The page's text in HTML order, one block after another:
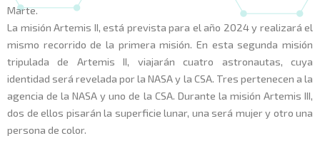
Marte.
La misión Artemis II, está prevista para el año 2024 y realizará el
mismo recorrido de la primera misión. En esta segunda misión
tripulada de Artemis II, viajarán cuatro astronautas, cuya
identidad será revelada por la NASA y la CSA. Tres pertenecen a la
agencia de la NASA y uno de la CSA. Durante la misión Artemis III,
dos de ellos pisarán la superficie lunar, una será mujer y otro una
persona de color.